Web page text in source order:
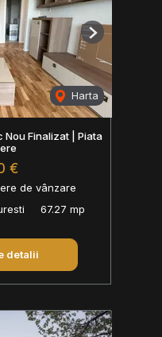
Harta
Next
Nou Finalizat | Piata
€
de vânzare
67.27 mp
detalii